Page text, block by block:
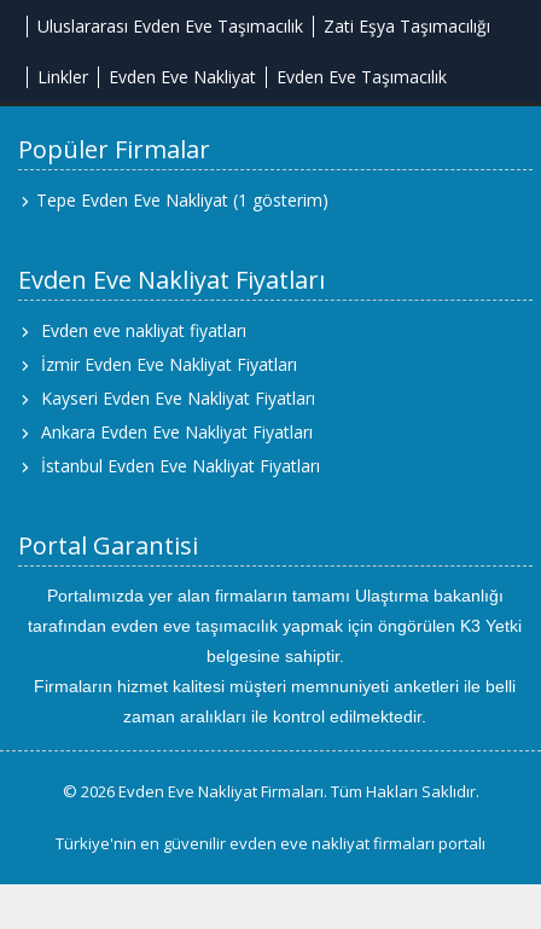
Uluslararası Evden Eve Taşımacılık Zati Eşya Taşımacılığı
Linkler Evden Eve Nakliyat Evden Eve Taşımacılık
Popüler Firmalar
Tepe Evden Eve Nakliyat (1 gösterim)
Evden Eve Nakliyat Fiyatları
Evden eve nakliyat fiyatları
İzmir Evden Eve Nakliyat Fiyatları
Kayseri Evden Eve Nakliyat Fiyatları
Ankara Evden Eve Nakliyat Fiyatları
İstanbul Evden Eve Nakliyat Fiyatları
Portal Garantisi
Portalımızda yer alan firmaların tamamı Ulaştırma bakanlığı
tarafından evden eve taşımacılık yapmak için öngörülen K3 Yetki
belgesine sahiptir.
Firmaların hizmet kalitesi müşteri memnuniyeti anketleri ile belli
zaman aralıkları ile kontrol edilmektedir.
© 2026 Evden Eve Nakliyat Firmaları. Tüm Hakları Saklıdır.
Türkiye'nin en güvenilir evden eve nakliyat firmaları portalı